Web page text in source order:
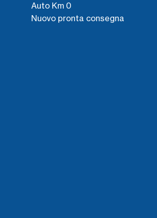
Auto Km 0
Nuovo pronta consegna